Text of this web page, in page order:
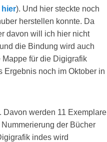
hier). Und hier steckte noch
herstellen konnte. Da
davon will ich hier nicht
die Bindung wird auch
für die Digigrafik
Ergebnis noch im Oktober in
Davon werden 11 Exemplare
der Bücher
indes wird